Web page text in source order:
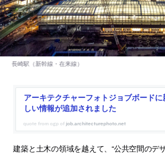
アーキテクチャーフォトジョブボードに
しい情報が追加されました
job.architecturephoto.net
建築と土木の領域を越えて、“公共空間のデ